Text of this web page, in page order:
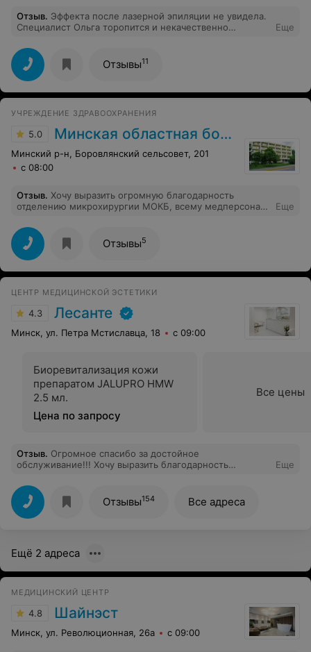
Отзыв. Эффекта после лазерной эпиляции не увидела.
Специалист Ольга торопится и некачественно
свои личные вопросы по телефону и рассчитала меня
неверно. Качество обслуживания испортилось.
Еще
Отзывы11
УЧРЕЖДЕНИЕ ЗДРАВООХРАНЕНИЯ
5.0 Минская областная больница
Минский р-н, Боровлянский сельсовет, 201
с 08:00
Отзыв. Хочу выразить огромную благодарность
отделению микрохирургии МОКБ, всему медперсоналу
созданную в отделении атмосферу позитива,
надежного спокойствия, человечности. Особая
благодарность хирургу Андрею Владимировичу
Пекарю! Дорогие пациенты, в Беларуси есть врач с
профессиональными компетенциями мирового уровня.
утверждать -- мне невероятно повезло.
Еще
Отзывы5
ЦЕНТР МЕДИЦИНСКОЙ ЭСТЕТИКИ
4.3 Лесанте
Минск, ул. Петра Мстиславца, 18 с 09:00
Биоревитализация кожи
препаратом JALUPRO HMW
2.5 мл.
Цена по запросу
Все цены
Отзыв. Огромное спасибо за достойное
обслуживание!!! Хочу выразить благодарность
буквы к которому хочется возвращаться)!!!!
Еще
Отзывы154 Все адреса
Ещё 2 адреса
МЕДИЦИНСКИЙ ЦЕНТР
4.8 Шайнэст
Минск, ул. Революционная, 26а с 09:00